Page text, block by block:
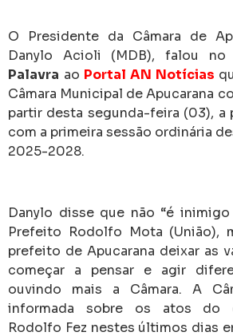
O Presidente da Câmara de
Danylo Acioli (MDB), falou no
Palavra ao Portal AN Notícias
Câmara Municipal de Apucarana
partir desta segunda-feira (03), a
com a primeira sessão ordinária
2025-2028.
Danylo disse que não “é
Prefeito Rodolfo Mota (União),
prefeito de Apucarana deixar as
começar a pensar e agir
ouvindo mais a Câmara. A
informada sobre os atos do
Rodolfo Fez nestes últimos dias